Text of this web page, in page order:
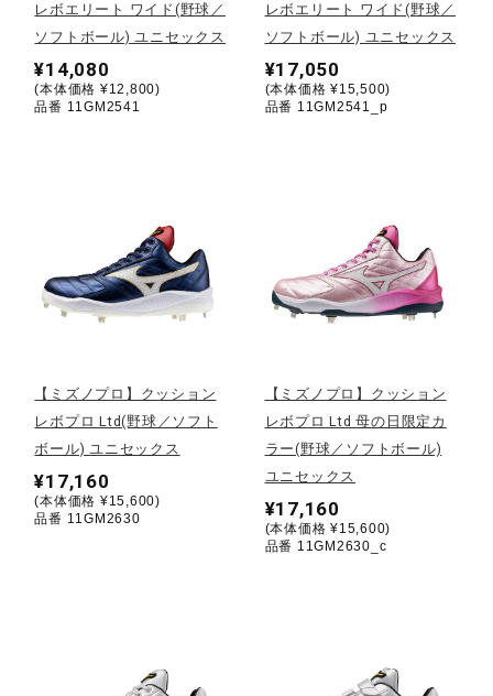
サポーター
ジュニア／キッズ
メディカル
コラボ／ライセンス
レボエリート ワイド(野球／
ソフトボール) ユニセックス
¥14,080
(本体価格 ¥12,800)
品番 11GM2541
レボエリート ワイド(野球／
ソフトボール) ユニセックス
¥17,050
(本体価格 ¥15,500)
品番 11GM2541_p
【ミズノプロ】クッション
レボプロ Ltd(野球／ソフト
ボール) ユニセックス
¥17,160
(本体価格 ¥15,600)
品番 11GM2630
【ミズノプロ】クッション
レボプロ Ltd 母の日限定カ
ラー(野球／ソフトボール)
ユニセックス
¥17,160
(本体価格 ¥15,600)
品番 11GM2630_c